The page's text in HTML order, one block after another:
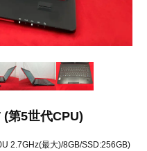
第5世代CPU)
2.7GHz(最大)/8GB/SSD:256GB)